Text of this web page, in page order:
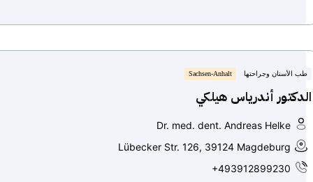
طب الأسنان وجراحتها Sachsen-Anhalt
الدكتور أندرياس هيلكي
Dr. med. dent. Andreas Helke
Lübecker Str. 126, 39124 Magdeburg
+493912899230